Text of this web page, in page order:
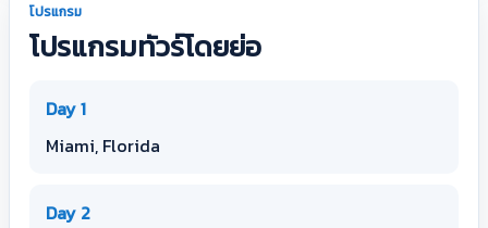
โปรแกรม
โปรแกรมทัวร์โดยย่อ
Day 1
Miami, Florida
Day 2